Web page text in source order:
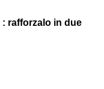
rafforzalo in due